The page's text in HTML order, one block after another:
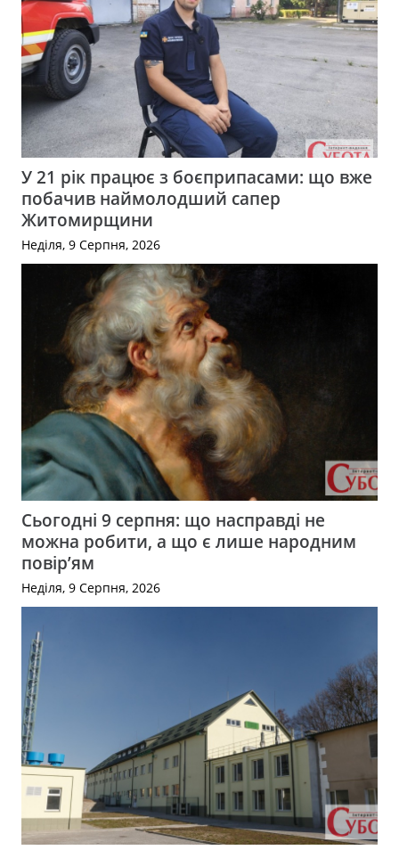
У 21 рік працює з боєприпасами: що вже
побачив наймолодший сапер
Житомирщини
Неділя, 9 Серпня, 2026
Сьогодні 9 серпня: що насправді не
можна робити, а що є лише народним
повір’ям
Неділя, 9 Серпня, 2026